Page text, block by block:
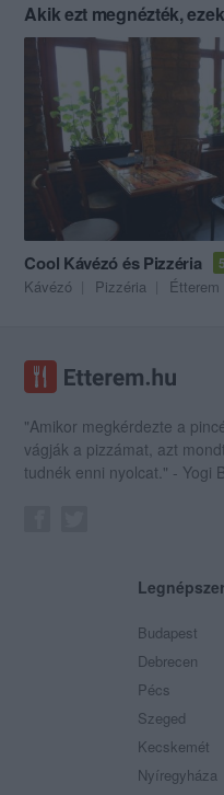
Akik ezt megnézték,
Cool Kávézó és Pizzéria
Kávézó Pizzéria Étterem
"Amikor megkérdezte a
vágják a pizzámat, azt
tudnék enni nyolcat." - Yogi
Budapest
Debrecen
Pécs
Szeged
Kecskemét
Nyíregyháza